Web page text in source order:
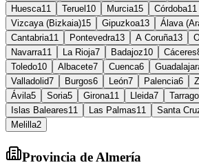
Huesca11 Teruel 10 Murcia15 Córdoba11
Vizcaya (Bizkaia)15 Gipuzkoa13 Álava
Cantabria11 Pontevedra13 A Coruña13
Navarra11 La Rioja7 Badajoz10 Cáceres
Toledo10 Albacete7 Cuenca6
Valladolid7 Burgos6 León7 Palencia6
Ávila5 Soria5 Girona11 Lleida7
Islas Baleares11 Las Palmas11 Santa
Melilla2
Provincia de Almería